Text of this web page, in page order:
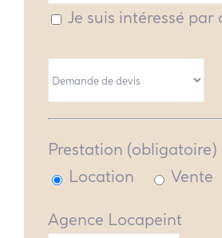
Je suis intéressé par
Prestation (obligatoire)
Location
Vente
Agence Locapeint